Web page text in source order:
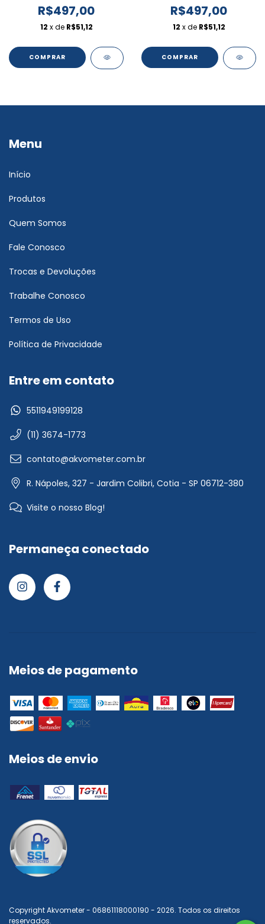
R$497,00
12 x de R$51,12
COMPRAR
R$497,00
12 x de R$51,12
COMPRAR
Menu
Início
Produtos
Quem Somos
Fale Conosco
Trocas e Devoluções
Trabalhe Conosco
Termos de Uso
Política de Privacidade
Entre em contato
5511949199128
(11) 3674-1773
contato@akvometer.com.br
R. Nápoles, 327 - Jardim Colibri, Cotia - SP 06712-380
Visite o nosso Blog!
Permaneça conectado
Meios de pagamento
Meios de envio
Copyright Akvometer - 06861118000190 - 2026. Todos os direitos
reservados.